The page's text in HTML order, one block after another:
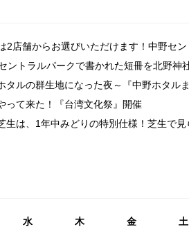
2店舗からお選びいただけます！中野セ
ントラルパークで書かれた短冊を北野神
タルの群生地になった夜～『中野ホタル
って来た！『台湾文化祭』開催
生は、1年中みどりの特別仕様！芝生で
水 木 金
土